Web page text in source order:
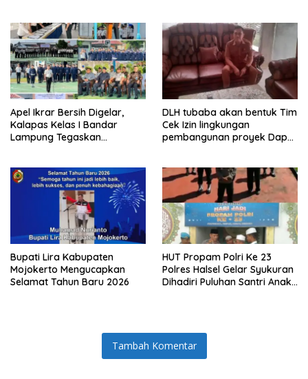
Apel Ikrar Bersih Digelar,
Kalapas Kelas I Bandar
Lampung Tegaskan
DLH tubaba akan bentuk Tim
Cek Izin lingkungan
pembangunan proyek Dapur
Bupati Lira Kabupaten
Mojokerto Mengucapkan
Selamat Tahun Baru 2026
HUT Propam Polri Ke 23
Polres Halsel Gelar Syukuran
Dihadiri Puluhan Santri Anak
Tambah Komentar